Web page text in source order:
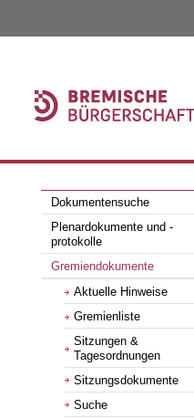
Dokumentensuche
Plenardokumente und -
protokolle
Gremiendokumente
Aktuelle Hinweise
Gremienliste
Sitzungen &
Tagesordnungen
Sitzungsdokumente
Suche